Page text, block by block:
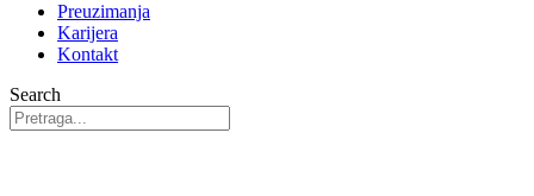
Preuzimanja
Karijera
Kontakt
Search